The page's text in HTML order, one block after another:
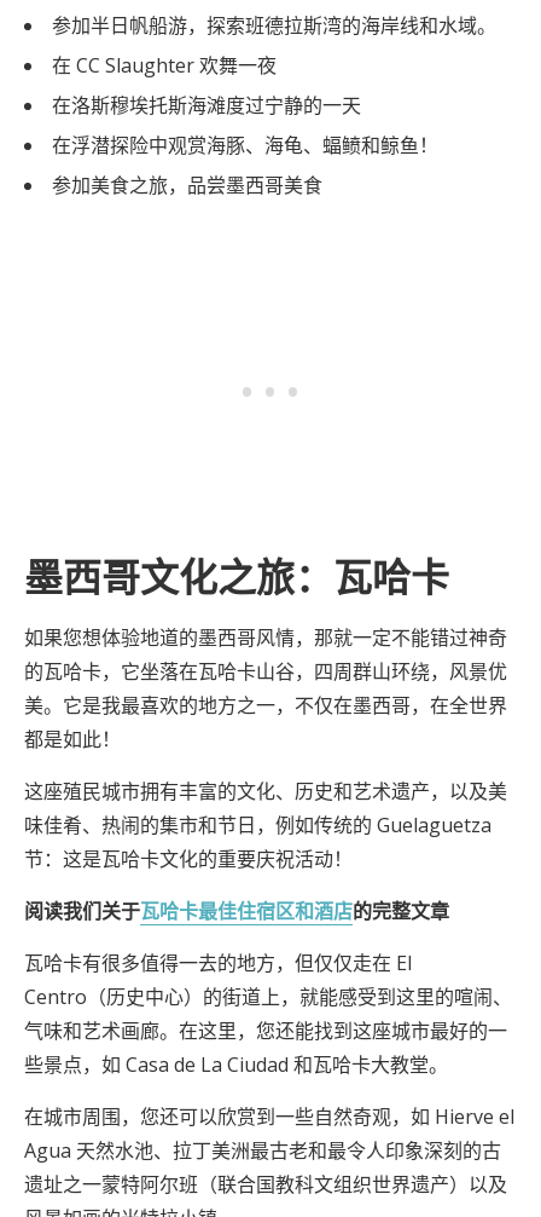
参加半日帆船游，探索班德拉斯湾的海岸线和水域。
在 CC Slaughter 欢舞一夜
在洛斯穆埃托斯海滩度过宁静的一天
在浮潜探险中观赏海豚、海龟、蝠鲼和鲸鱼！
参加美食之旅，品尝墨西哥美食
墨西哥文化之旅：瓦哈卡
如果您想体验地道的墨西哥风情，那就一定不能错过神奇
的瓦哈卡，它坐落在瓦哈卡山谷，四周群山环绕，风景优
美。它是我最喜欢的地方之一，不仅在墨西哥，在全世界
都是如此！
这座殖民城市拥有丰富的文化、历史和艺术遗产，以及美
味佳肴、热闹的集市和节日，例如传统的 Guelaguetza
节：这是瓦哈卡文化的重要庆祝活动！
阅读我们关于瓦哈卡最佳住宿区和酒店的完整文章
瓦哈卡有很多值得一去的地方，但仅仅走在 El
Centro（历史中心）的街道上，就能感受到这里的喧闹、
气味和艺术画廊。在这里，您还能找到这座城市最好的一
些景点，如 Casa de La Ciudad 和瓦哈卡大教堂。
在城市周围，您还可以欣赏到一些自然奇观，如 Hierve el
Agua 天然水池、拉丁美洲最古老和最令人印象深刻的古
遗址之一蒙特阿尔班（联合国教科文组织世界遗产）以及